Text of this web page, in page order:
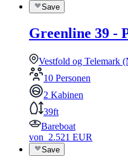
Save
Greenline 39 -
Vestfold og Telemark
10 Personen
2 Kabinen
39ft
Bareboat
von 2.521 EUR
Save